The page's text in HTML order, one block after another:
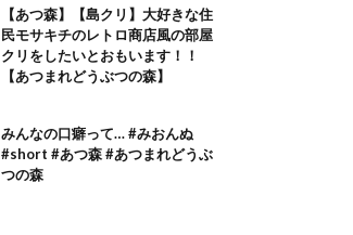
【あつ森】【島クリ】大好きな住
民モサキチのレトロ商店風の部屋
クリをしたいとおもいます！！
【あつまれどうぶつの森】
みんなの口癖って… #みおんぬ
#short #あつ森 #あつまれどうぶ
つの森